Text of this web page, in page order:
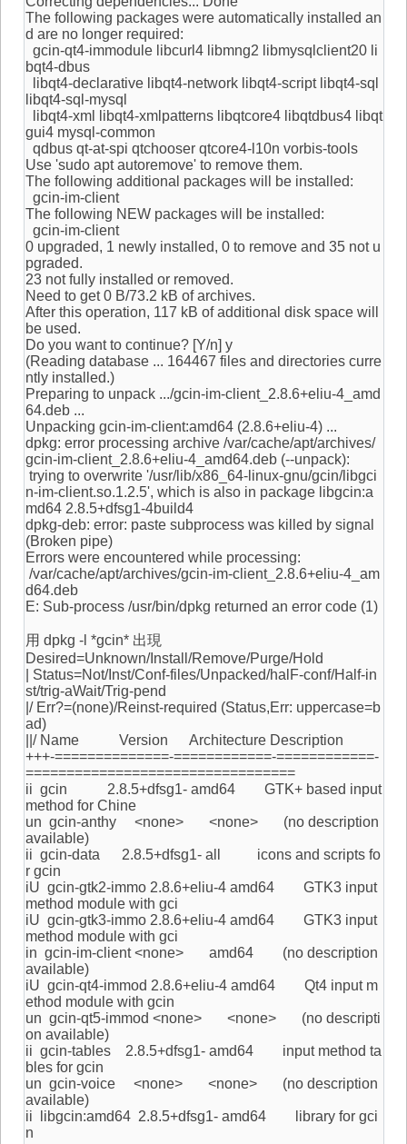
The following packages were automatically installed an
d are no longer required:
gcin-qt4-immodule libcurl4 libmng2 libmysqlclient20 li
bqt4-dbus
libqt4-declarative libqt4-network libqt4-script libqt4-sql
libqt4-sql-mysql
libqt4-xml libqt4-xmlpatterns libqtcore4 libqtdbus4 libqt
gui4 mysql-common
qdbus qt-at-spi qtchooser qtcore4-l10n vorbis-tools
Use 'sudo apt autoremove' to remove them.
The following additional packages will be installed:
gcin-im-client
The following NEW packages will be installed:
gcin-im-client
0 upgraded, 1 newly installed, 0 to remove and 35 not u
pgraded.
23 not fully installed or removed.
Need to get 0 B/73.2 kB of archives.
After this operation, 117 kB of additional disk space will
be used.
Do you want to continue? [Y/n] y
(Reading database ... 164467 files and directories curre
ntly installed.)
Preparing to unpack .../gcin-im-client_2.8.6+eliu-4_amd
64.deb ...
Unpacking gcin-im-client:amd64 (2.8.6+eliu-4) ...
dpkg: error processing archive /var/cache/apt/archives/
gcin-im-client_2.8.6+eliu-4_amd64.deb (--unpack):
trying to overwrite '/usr/lib/x86_64-linux-gnu/gcin/libgci
n-im-client.so.1.2.5', which is also in package libgcin:a
md64 2.8.5+dfsg1-4build4
dpkg-deb: error: paste subprocess was killed by signal
(Broken pipe)
Errors were encountered while processing:
/var/cache/apt/archives/gcin-im-client_2.8.6+eliu-4_am
d64.deb
E: Sub-process /usr/bin/dpkg returned an error code (1)
用 dpkg -l *gcin* 出現
Desired=Unknown/Install/Remove/Purge/Hold
| Status=Not/Inst/Conf-files/Unpacked/halF-conf/Half-in
st/trig-aWait/Trig-pend
|/ Err?=(none)/Reinst-required (Status,Err: uppercase=b
ad)
||/ Name Version Architecture Description
+++-==============-============-============-
=================================
ii gcin 2.8.5+dfsg1- amd64 GTK+ based input
method for Chine
un gcin-anthy <none> <none> (no description
available)
ii gcin-data 2.8.5+dfsg1- all icons and scripts fo
r gcin
iU gcin-gtk2-immo 2.8.6+eliu-4 amd64 GTK3 input
method module with gci
iU gcin-gtk3-immo 2.8.6+eliu-4 amd64 GTK3 input
method module with gci
in gcin-im-client <none> amd64 (no description
available)
iU gcin-qt4-immod 2.8.6+eliu-4 amd64 Qt4 input m
ethod module with gcin
un gcin-qt5-immod <none> <none> (no descripti
on available)
ii gcin-tables 2.8.5+dfsg1- amd64 input method ta
bles for gcin
un gcin-voice <none> <none> (no description
available)
ii libgcin:amd64 2.8.5+dfsg1- amd64 library for gci
n